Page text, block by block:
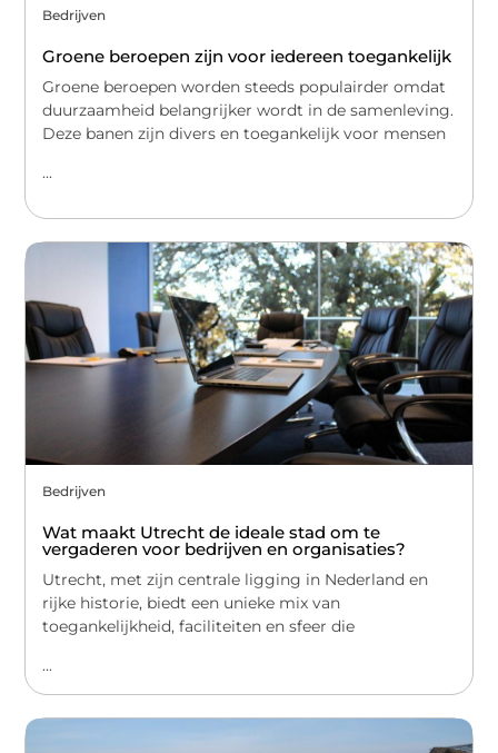
Bedrijven
Groene beroepen zijn voor iedereen toegankelijk
Groene beroepen worden steeds populairder omdat
duurzaamheid belangrijker wordt in de samenleving.
Deze banen zijn divers en toegankelijk voor mensen
...
Bedrijven
Wat maakt Utrecht de ideale stad om te
vergaderen voor bedrijven en organisaties?
Utrecht, met zijn centrale ligging in Nederland en
rijke historie, biedt een unieke mix van
toegankelijkheid, faciliteiten en sfeer die
...